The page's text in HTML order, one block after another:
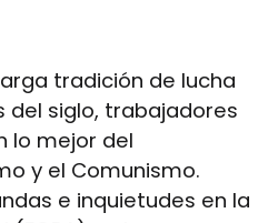
tradición de lucha
del siglo, trabajadores
lo mejor del
y el Comunismo.
e inquietudes en la